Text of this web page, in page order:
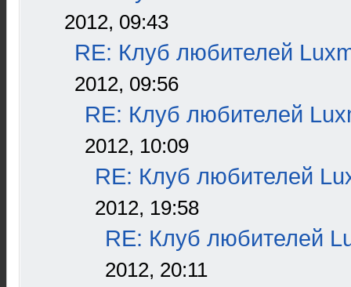
2012, 09:43
RE: Клуб любителей
2012, 09:56
RE: Клуб любителей
2012, 10:09
RE: Клуб любителей
2012, 19:58
RE: Клуб любителей
2012, 20:11